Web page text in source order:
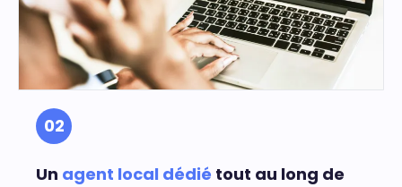
02
Un agent local dédié tout au long de